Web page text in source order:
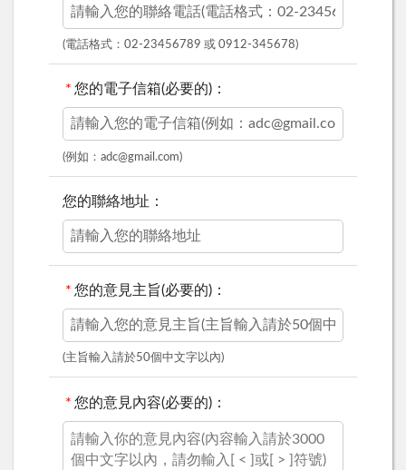
(電話格式：02-23456789 或 0912-345678)
* 您的電子信箱(必要的)：
(例如：adc@gmail.com)
您的聯絡地址：
* 您的意見主旨(必要的)：
(主旨輸入請於50個中文字以內)
* 您的意見內容(必要的)：